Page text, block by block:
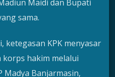
Maidi dan Bupati
sama.
ketegasan KPK menyasar
hakim melalui
Madya Banjarmasin,